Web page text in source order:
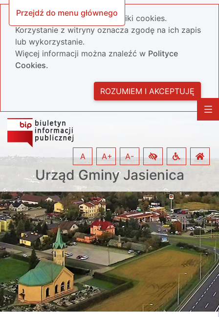
Przejdź do menu głównego
Nasza strona wykorzystuje pliki cookies.
Korzystanie z witryny oznacza zgodę na ich zapis
lub wykorzystanie.
Więcej informacji można znaleźć w Polityce
Cookies.
ROZUMIEM I AKCEPTUJĘ
Urząd Gminy Jasienica
A A+ A-